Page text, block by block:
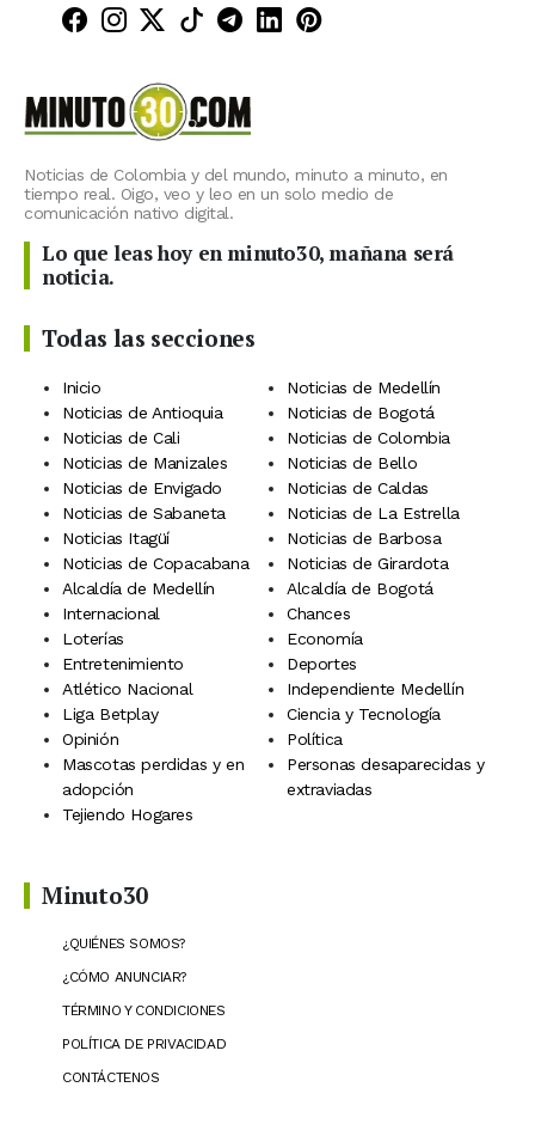
Minuto30 en Facebook
Minuto30 en Instagram
Minuto30 en X (Twitter)
Minuto30 en TikTok
Canal de Minuto30 en
Minuto30 en LinkedIn
Minuto30 en
Noticias de Colombia y del mundo, minuto a minuto, en
tiempo real. Oigo, veo y leo en un solo medio de
comunicación nativo digital.
Lo que leas hoy en minuto30, mañana será
noticia.
Todas las secciones
Inicio
Noticias de Medellín
Noticias de Antioquia
Noticias de Bogotá
Noticias de Cali
Noticias de Colombia
Noticias de Manizales
Noticias de Bello
Noticias de Envigado
Noticias de Caldas
Noticias de Sabaneta
Noticias de La Estrella
Noticias Itagüí
Noticias de Barbosa
Noticias de Copacabana
Noticias de Girardota
Alcaldía de Medellín
Alcaldía de Bogotá
Internacional
Chances
Loterías
Economía
Entretenimiento
Deportes
Atlético Nacional
Independiente Medellín
Liga Betplay
Ciencia y Tecnología
Opinión
Política
Mascotas perdidas y en
adopción
Personas desaparecidas y
extraviadas
Tejiendo Hogares
Minuto30
¿QUIÉNES SOMOS?
¿CÓMO ANUNCIAR?
TÉRMINO Y CONDICIONES
POLÍTICA DE PRIVACIDAD
CONTÁCTENOS